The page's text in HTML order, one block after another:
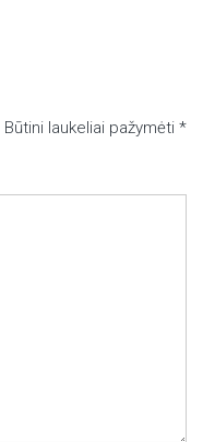
Būtini laukeliai pažymėti *